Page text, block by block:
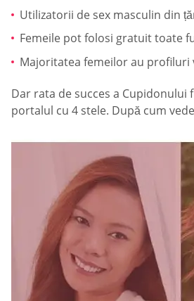
Utilizatorii de sex masculin din
Femeile pot folosi gratuit toate
Majoritatea femeilor au profiluri
Dar rata de succes a
portalul cu 4 stele. După cum